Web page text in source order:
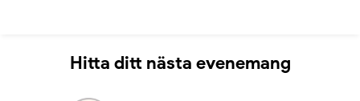
Hitta ditt nästa evenemang